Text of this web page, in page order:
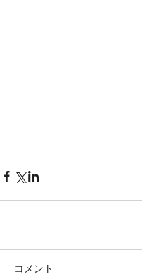
コメント